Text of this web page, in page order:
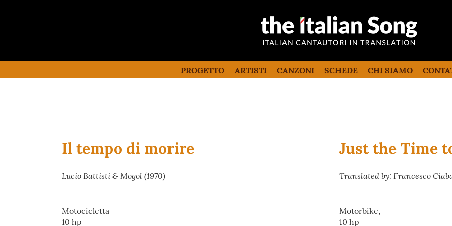
the italian song
PROGETTO ARTISTI CANZONI SCHEDE CHI SIAMO
Il tempo di morire
Lucio Battisti & Mogol (1970)
Motocicletta
10 hp
Just the Time
Translated by: Francesco
Motorbike,
10 hp